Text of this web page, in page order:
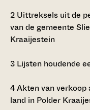
2 Uittreksels uit de
van de gemeente
Kraaijestein
3 Lijsten houdende
4Akten van verkoop
land in Polder